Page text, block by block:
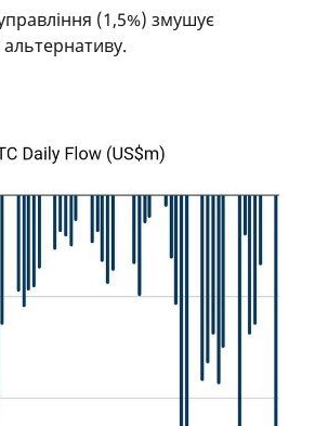
(1,5%) змушує
альтернативу.